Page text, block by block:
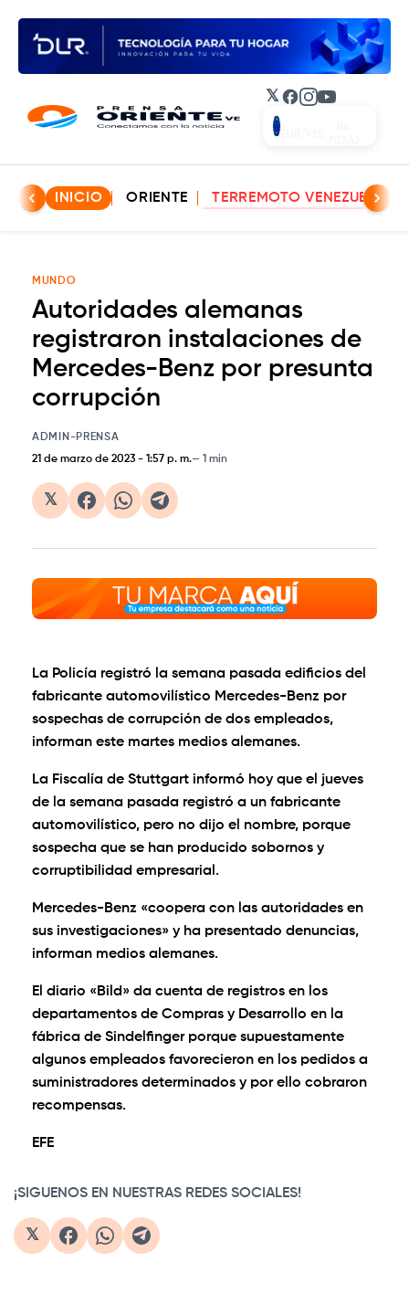
𝕏 Facebook
Instagram
YouTube
INICIO ORIENTE TERREMOTO VENEZUELA
MUNDO
Autoridades alemanas
registraron instalaciones de
Mercedes-Benz por presunta
corrupción
ADMIN-PRENSA
21 de marzo de 2023 - 1:57 p. m. 1 min
𝕏
La Policía registró la semana pasada edificios del
fabricante automovilístico Mercedes-Benz por
sospechas de corrupción de dos empleados,
informan este martes medios alemanes.
La Fiscalía de Stuttgart informó hoy que el jueves
de la semana pasada registró a un fabricante
automovilístico, pero no dijo el nombre, porque
sospecha que se han producido sobornos y
corruptibilidad empresarial.
Mercedes-Benz «coopera con las autoridades en
sus investigaciones» y ha presentado denuncias,
informan medios alemanes.
El diario «Bild» da cuenta de registros en los
departamentos de Compras y Desarrollo en la
fábrica de Sindelfinger porque supuestamente
algunos empleados favorecieron en los pedidos a
suministradores determinados y por ello cobraron
recompensas.
EFE
¡SIGUENOS EN NUESTRAS REDES SOCIALES!
𝕏